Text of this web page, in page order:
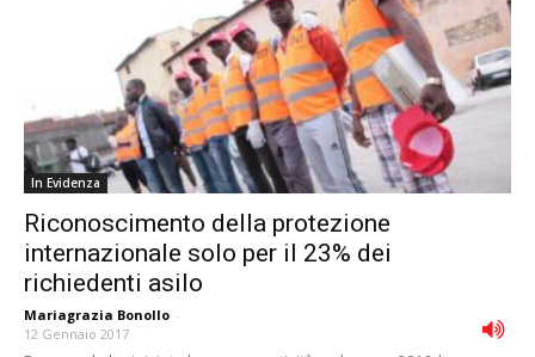
In Evidenza
Riconoscimento della protezione
internazionale solo per il 23% dei
richiedenti asilo
Mariagrazia Bonollo -
12 Gennaio 2017